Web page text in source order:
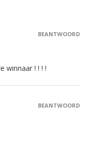
winnaar ! ! ! !
BEANTWOORD
BEANTWOORD